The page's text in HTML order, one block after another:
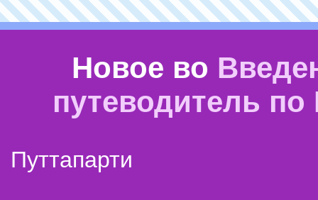
Новое во
путеводитель
Путтапарти